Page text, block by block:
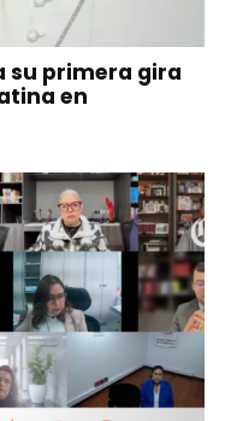
su primera gira
en